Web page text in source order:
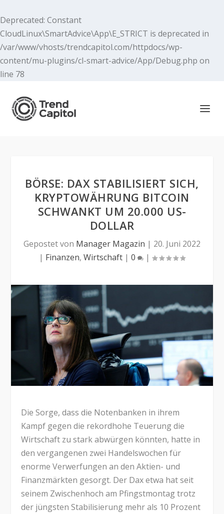
Deprecated: Constant
CloudLinux\SmartAdvice\App\E_STRICT is deprecated in
/var/www/vhosts/trendcapitol.com/httpdocs/wp-
content/mu-plugins/cl-smart-advice/App/Debug.php on
line 78
BÖRSE: DAX STABILISIERT SICH,
KRYPTOWÄHRUNG BITCOIN
SCHWANKT UM 20.000 US-
DOLLAR
Gepostet von Manager Magazin | 20. Juni 2022
| Finanzen, Wirtschaft | 0 |
Die Sorge, dass die Notenbanken in ihrem
Kampf gegen die rekordhohe Teuerung die
Wirtschaft zu stark abwürgen könnten, hatte in
den vergangenen zwei Handelswochen für
enorme Verwerfungen an den Aktien- und
Finanzmärkten gesorgt. Der Dax etwa hat seit
seinem Zwischenhoch am Pfingstmontag trotz
der jüngsten Stabilisierung mehr als 10 Prozent